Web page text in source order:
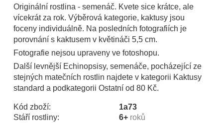
Originální rostlina - semenáč. Kvete sice krátce, ale
vícekrát za rok. Výběrová kategorie, kaktusy jsou
foceny individuálně. Na posledních fotografiích je
porovnání s kaktusem v květináči 5,5 cm.
Fotografie nejsou upraveny ve fotoshopu.
Další levnější Echinopsisy, semenáče, pocházející ze
stejných matečních rostlin najdete v kategorii Kaktusy
standard a podkategorii Ostatní od 80 Kč.
Kód zboží:
1a73
Stáří rostliny:
6+ roků